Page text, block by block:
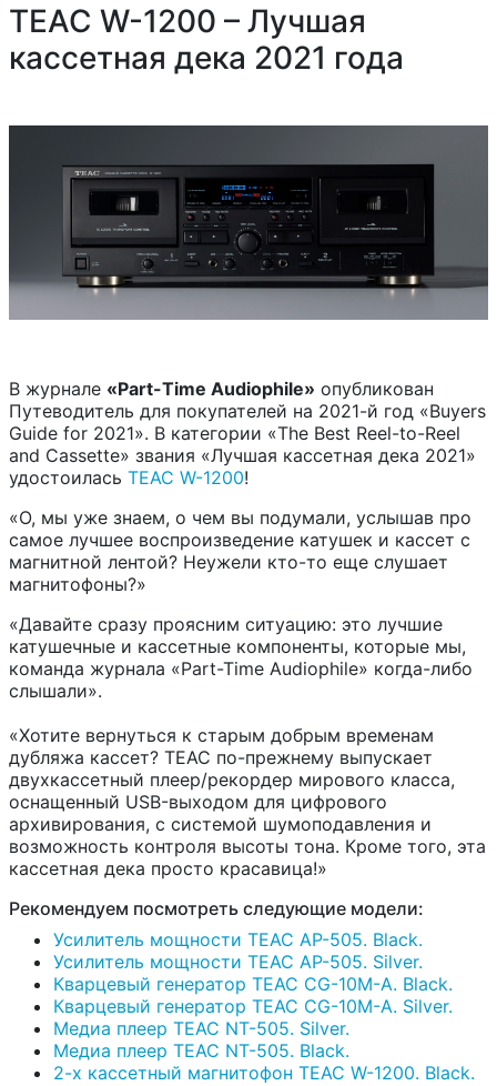
TEAC W-1200 – Лучшая
кассетная дека 2021 года
В журнале «Part-Time Audiophile» опубликован
Путеводитель для покупателей на 2021-й год «Buyers
Guide for 2021». В категории «The Best Reel-to-Reel
and Cassette» звания «Лучшая кассетная дека 2021»
удостоилась TEAC W-1200!
«О, мы уже знаем, о чем вы подумали, услышав про
самое лучшее воспроизведение катушек и кассет с
магнитной лентой? Неужели кто-то еще слушает
магнитофоны?»
«Давайте сразу проясним ситуацию: это лучшие
катушечные и кассетные компоненты, которые мы,
команда журнала «Part-Time Audiophile» когда-либо
слышали».
«Хотите вернуться к старым добрым временам
дубляжа кассет? TEAC по-прежнему выпускает
двухкассетный плеер/рекордер мирового класса,
оснащенный USB-выходом для цифрового
архивирования, с системой шумоподавления и
возможность контроля высоты тона. Кроме того, эта
кассетная дека просто красавица!»
Рекомендуем посмотреть следующие модели:
Усилитель мощности TEAC AP-505. Black.
Усилитель мощности TEAC AP-505. Silver.
Кварцевый генератор TEAC CG-10M-A. Black.
Кварцевый генератор TEAC CG-10M-A. Silver.
Медиа плеер TEAC NT-505. Silver.
Медиа плеер TEAC NT-505. Black.
2-х кассетный магнитофон TEAC W-1200. Black.